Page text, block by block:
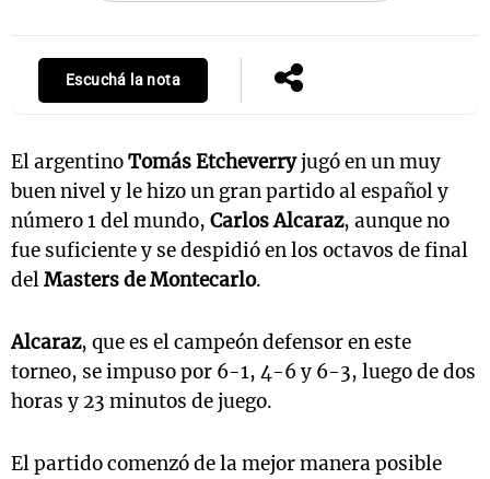
Escuchá la nota
El argentinoTomás Etcheverryjugó en un muy
buen nivel y le hizo un gran partido al español y
número 1 del mundo, Carlos Alcaraz, aunque no
fue suficiente y se despidió en los octavos de final
delMasters de Montecarlo.
Alcaraz, que es el campeón defensor en este
torneo, se impuso por 6-1, 4-6 y 6-3, luego de dos
horas y 23 minutos de juego.
El partido comenzó de la mejor manera posible